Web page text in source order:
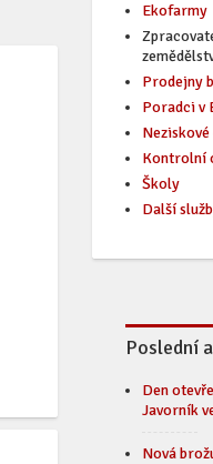
Ekofarmy
Prodejny
Poradci v
Kontrolní
Školy
Další
Poslední
Den
Javorník
Nová